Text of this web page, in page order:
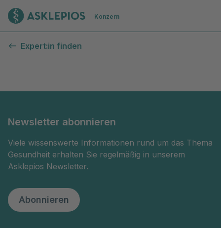
Zur Startseite
Konzern
Expert:in finden
Newsletter abonnieren
Viele wissenswerte Informationen rund um das Thema
Gesundheit erhalten Sie regelmäßig in unserem
Asklepios Newsletter.
Abonnieren